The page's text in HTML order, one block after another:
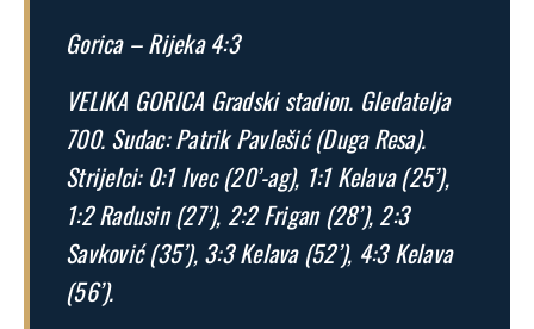
Gorica – Rijeka 4:3
VELIKA GORICA Gradski stadion. Gledatelja
700. Sudac: Patrik Pavlešić (Duga Resa).
Strijelci: 0:1 Ivec (20’-ag), 1:1 Kelava (25’),
1:2 Radusin (27’), 2:2 Frigan (28’), 2:3
Savković (35’), 3:3 Kelava (52’), 4:3 Kelava
(56’).